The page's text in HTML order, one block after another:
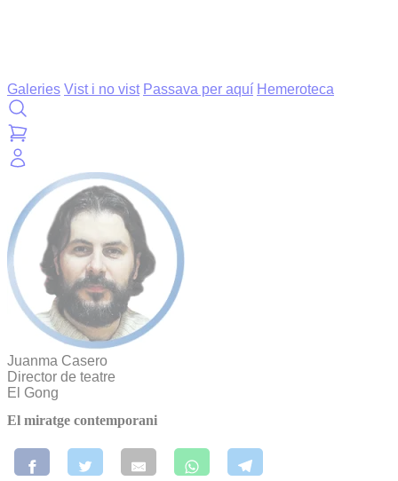
Galeries Vist i no vist Passava per aquí Hemeroteca
Juanma Casero
Director de teatre
El Gong
El miratge contemporani